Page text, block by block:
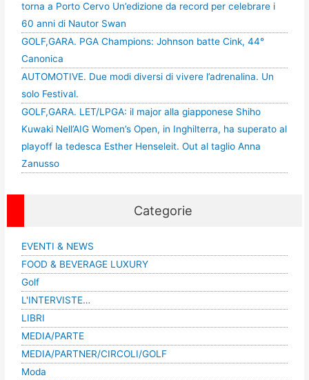
torna a Porto Cervo Un’edizione da record per celebrare i
60 anni di Nautor Swan
GOLF,GARA. PGA Champions: Johnson batte Cink, 44°
Canonica
AUTOMOTIVE. Due modi diversi di vivere l’adrenalina. Un
solo Festival.
GOLF,GARA. LET/LPGA: il major alla giapponese Shiho
Kuwaki Nell’AIG Women’s Open, in Inghilterra, ha superato al
playoff la tedesca Esther Henseleit. Out al taglio Anna
Zanusso
Categorie
EVENTI & NEWS
FOOD & BEVERAGE LUXURY
Golf
L'INTERVISTE…
LIBRI
MEDIA/PARTE
MEDIA/PARTNER/CIRCOLI/GOLF
Moda